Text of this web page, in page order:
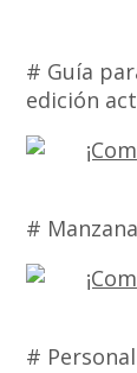
# Guía
edición
#
#